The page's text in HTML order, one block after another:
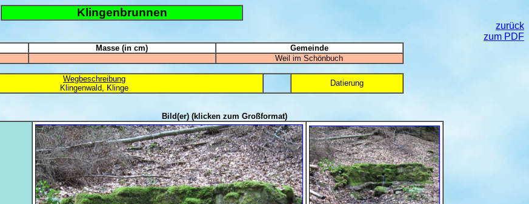
Klingenbrunnen
zurück
zum PDF
Masse (in cm)
Gemeinde
Weil im Schönbuch
Wegbeschreibung
Klingenwald, Klinge
Datierung
Bild(er) (klicken zum Großformat)